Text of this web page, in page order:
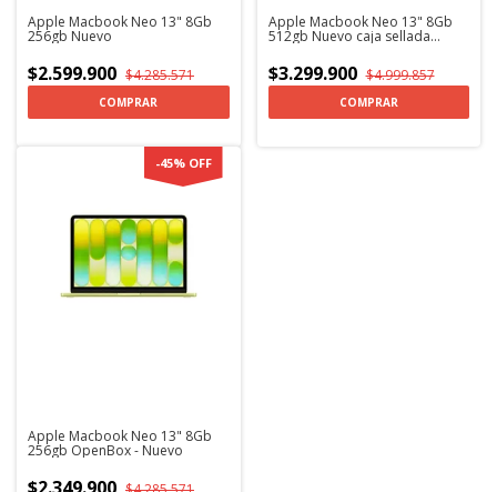
Apple Macbook Neo 13" 8Gb
256gb Nuevo
$2.599.900 $4.285.571
COMPRAR
Apple Macbook Neo 13" 8Gb
512gb Nuevo caja sellada
$3.299.900 $4.999.857
COMPRAR
Apple Macbook Neo 13" 8Gb
256gb OpenBox - Nuevo
-45% OFF